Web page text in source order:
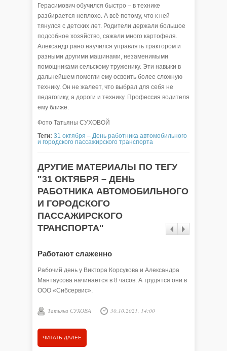
Герасимович обучился быстро – в технике
разбирается неплохо. А всё потому, что к ней
тянулся с детских лет. Родители держали большое
подсобное хозяйство, сажали много картофеля.
Александр рано научился управлять трактором и
разными другими машинами, незаменимыми
помощниками сельскому труженику. Эти навыки в
дальнейшем помогли ему освоить более сложную
технику. Он не жалеет, что выбрал для себя не
педагогику, а дороги и технику. Профессия водителя
ему ближе.
Фото Татьяны СУХОВОЙ
Теги: 31 октября – День работника автомобильного
и городского пассажирского транспорта
ДРУГИЕ МАТЕРИАЛЫ ПО ТЕГУ
"31 ОКТЯБРЯ – ДЕНЬ
РАБОТНИКА АВТОМОБИЛЬНОГО
И ГОРОДСКОГО
ПАССАЖИРСКОГО
ТРАНСПОРТА"
Работают слаженно
Рабочий день у Виктора Корсукова и Александра
Мантаусова начинается в 8 часов. А трудятся они в
ООО «Сибсервис».
Татьяна СУХОВА 30.10.2021, 14:00
ЧИТАТЬ ДАЛЕЕ